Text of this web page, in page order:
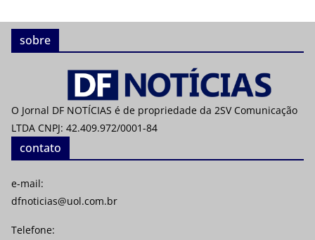
sobre
O Jornal DF NOTÍCIAS é de propriedade da 2SV Comunicação
LTDA CNPJ: 42.409.972/0001-84
contato
e-mail:
dfnoticias@uol.com.br
Telefone: